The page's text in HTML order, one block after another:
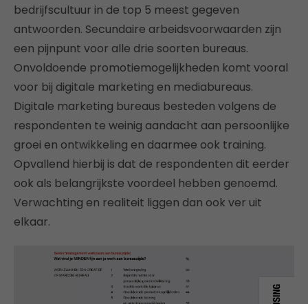
bedrijfscultuur in de top 5 meest gegeven
antwoorden. Secundaire arbeidsvoorwaarden zijn
een pijnpunt voor alle drie soorten bureaus.
Onvoldoende promotiemogelijkheden komt vooral
voor bij digitale marketing en mediabureaus.
Digitale marketing bureaus besteden volgens de
respondenten te weinig aandacht aan persoonlijke
groei en ontwikkeling en daarmee ook training.
Opvallend hierbij is dat de respondenten dit eerder
ook als belangrijkste voordeel hebben genoemd.
Verwachting en realiteit liggen dan ook ver uit
elkaar.